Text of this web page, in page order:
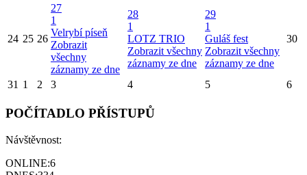
24 25 26
27
1
Velrybí píseň
Zobrazit
všechny
záznamy ze dne
28
1
LOTZ TRIO
Zobrazit všechny
záznamy ze dne
29
1
Guláš fest
Zobrazit všechny
záznamy ze dne
30
31 1 2 3 4 5 6
POČÍTADLO PŘÍSTUPŮ
Návštěvnost:
ONLINE:6